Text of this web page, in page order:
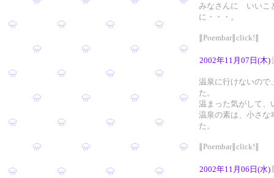
みなさんに いいこ
に・・・。
∥Poembar∥click!∥
2002年11月07日(木)
温泉に行けないので
た。
温まった気がして、
温泉の素は、小さな
た。
∥Poembar∥click!∥
2002年11月06日(水)